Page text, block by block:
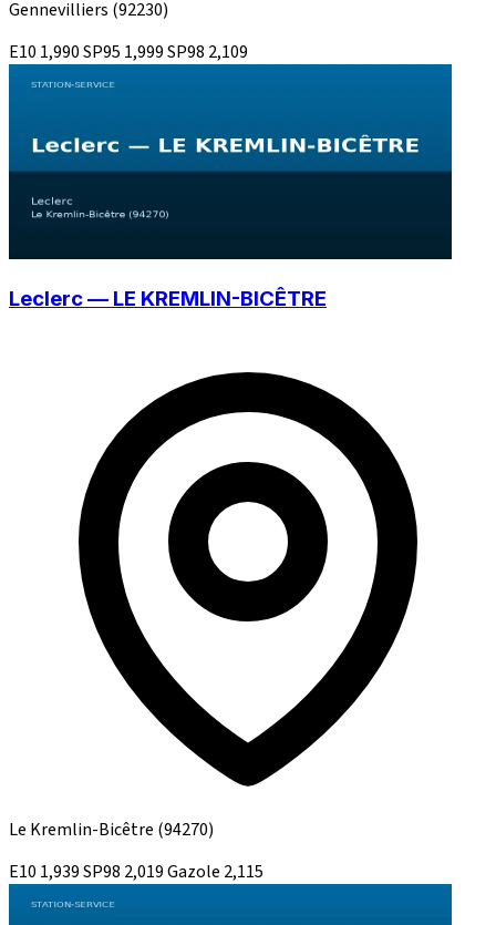
Gennevilliers (92230)
E10 1,990SP95 1,999SP98 2,109
Leclerc — LE KREMLIN-BICÊTRE
Le Kremlin-Bicêtre (94270)
E10 1,939SP98 2,019Gazole 2,115